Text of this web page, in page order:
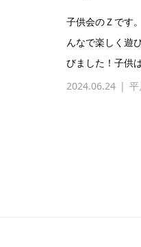
子供会のＺです
んなで楽しく遊
びました！子供
2024.06.24
平